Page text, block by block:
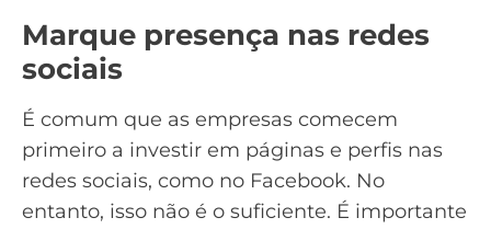
Marque presença nas redes
sociais
É comum que as empresas comecem
primeiro a investir em páginas e perfis nas
redes sociais, como no Facebook. No
entanto, isso não é o suficiente. É importante